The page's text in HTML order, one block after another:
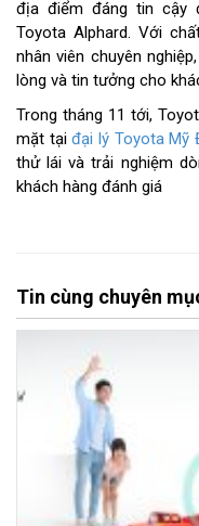
địa điểm đáng tin cậy
Toyota Alphard. Với
nhân viên chuyên
lòng và tin tưởng cho
Trong tháng 11 tới,
mặt tạiđại lý Toyota Mỹ
thử lái và trải nghiệm
khách hàng đánh giá
Tin cùng chuyên